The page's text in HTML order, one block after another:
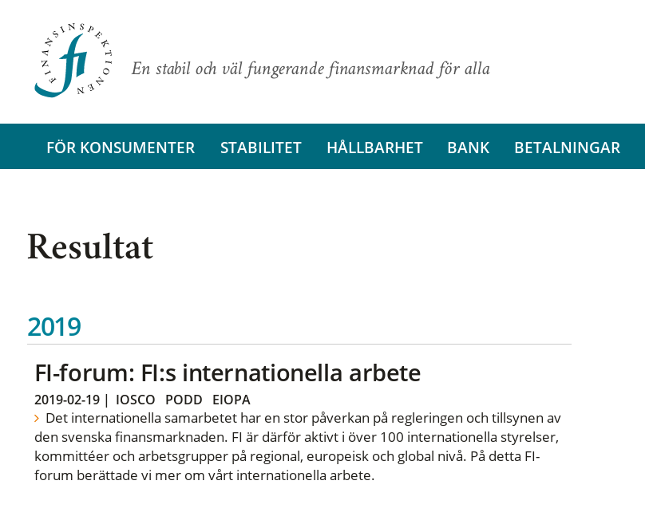
En stabil och väl fungerande finansmarknad för alla
FÖR KONSUMENTER STABILITET HÅLLBARHET BANK BETALNINGAR
Resultat
2019
FI-forum: FI:s internationella arbete
2019-02-19| IOSCO PODD EIOPA
Det internationella samarbetet har en stor påverkan på regleringen och tillsynen av
den svenska finansmarknaden. FI är därför aktivt i över 100 internationella styrelser,
kommittéer och arbetsgrupper på regional, europeisk och global nivå. På detta FI-
forum berättade vi mer om vårt internationella arbete.